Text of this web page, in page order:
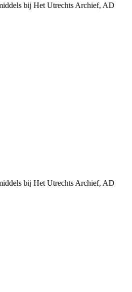
bij Het Utrechts Archief, AD
bij Het Utrechts Archief, AD